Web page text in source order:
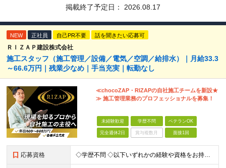
掲載終了予定日： 2026.08.17
NEW 正社員 自己PR不要 話を聞きたい応募可
ＲＩＺＡＰ建設株式会社
施工スタッフ（施工管理／設備／電気／空調／給排水）｜月給33.3
～66.6万円｜残業少なめ｜手当充実｜転勤なし
≪chocoZAP・RIZAPの自社施工チームを新設★
≫ 施工管理業務のプロフェッショナルを募集！
未経験歓迎 学歴不問 ベテランOK
完全週休2日 賞与複数月 面接1回
応募資格 ◇学歴不問 ◇以下いずれかの経験や資格をお持ちの方 ≪対象経験≫ ・店舗内装工事（フィットネス・飲食・物販など）の施工管理経験をお持ちの方 ・電気工事の実務経験（1年以上目安/業態不問） ・空調設備